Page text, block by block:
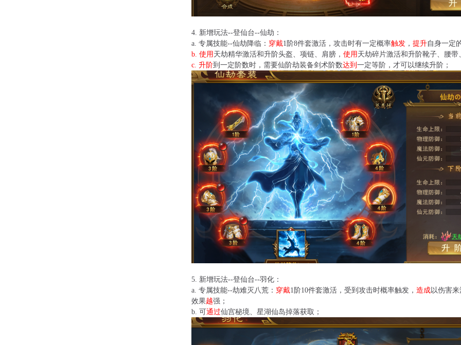
4. 新增玩法--登仙台--仙劫：
a. 专属技能--仙劫降临： 穿戴1阶8件套激活，攻击时有一定概率触发 ， 提升自身一定
b. 使用 天劫精华激活和升阶头盔、项链、肩膀， 使用 天劫碎片激活和升阶靴子、腰
c. 升阶到一定阶数时，需要仙阶劫装备剑术阶数达到 一定等阶，才可以继续升阶；
5. 新增玩法--登仙台--羽化：
a. 专属技能--劫难灭八荒： 穿戴1阶10件套激活，受到攻击时概率触发， 造成以伤害
效果越强；
b. 可通过仙宫秘境、星湖仙岛掉落获取；